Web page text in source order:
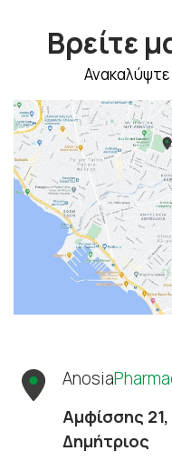
Βρείτε
Anosia
Αμφίσσης 21,
Δημήτριος